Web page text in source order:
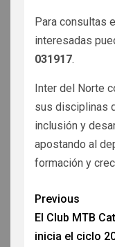
Para consultas
interesadas
031917.
Inter del Norte
sus disciplinas
inclusión y
apostando al
formación y
Previous
El Club MTB
inicia el ciclo